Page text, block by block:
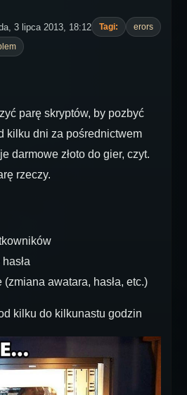
3 lipca 2013, 18:12 Tagi: erors
parę skryptów, by pozbyć
kilku dni za pośrednictwem
darmowe złoto do gier, czyt.
rzeczy.
awatara, hasła, etc.)
kilku do kilkunastu godzin